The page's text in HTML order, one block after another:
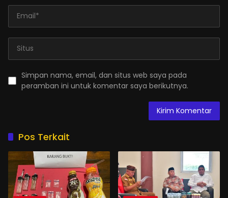
Simpan nama, email, dan situs web saya pada
peramban ini untuk komentar saya berikutnya.
Pos Terkait